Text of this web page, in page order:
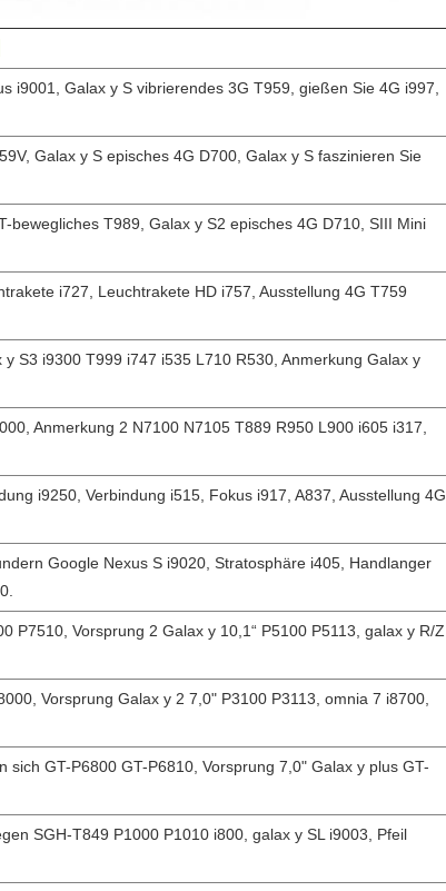
i9001, Galax y S vibrierendes 3G T959, gießen Sie 4G i997,
Galax y S episches 4G D700, Galax y S faszinieren Sie
bewegliches T989, Galax y S2 episches 4G D710, SIII Mini
i727, Leuchtrakete HD i757, Ausstellung 4G T759
S3 i9300 T999 i747 i535 L710 R530, Anmerkung Galax y
Anmerkung 2 N7100 N7105 T889 R950 L900 i605 i317,
i9250, Verbindung i515, Fokus i917, A837, Ausstellung 4G
Google Nexus S i9020, Stratosphäre i405, Handlanger
P7510, Vorsprung 2 Galax y 10,1“ P5100 P5113, galax y R/Z
Vorsprung Galax y 2 7,0" P3100 P3113, omnia 7 i8700,
sich GT-P6800 GT-P6810, Vorsprung 7,0" Galax y plus GT-
SGH-T849 P1000 P1010 i800, galax y SL i9003, Pfeil